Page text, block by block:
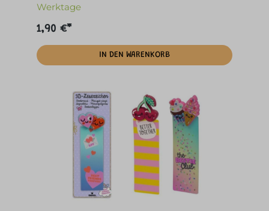
Werktage
1,90 €*
IN DEN WARENKORB